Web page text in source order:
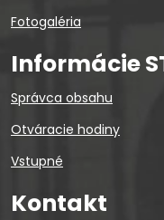
Fotogaléria
Informácie
Správca obsahu
Otváracie hodiny
Vstupné
Kontakt